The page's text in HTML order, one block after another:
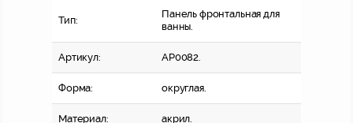
Тип:
Панель фронтальная для
ванны.
Артикул: AP0082.
Форма: округлая.
Материал: акрил.